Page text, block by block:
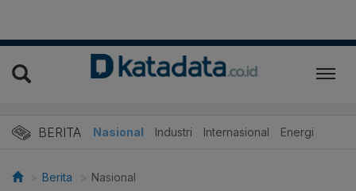
BERITA Nasional Industri Internasional Energi
Berita Nasional